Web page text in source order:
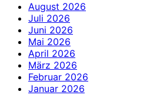
August 2026
Juli 2026
Juni 2026
Mai 2026
April 2026
März 2026
Februar 2026
Januar 2026